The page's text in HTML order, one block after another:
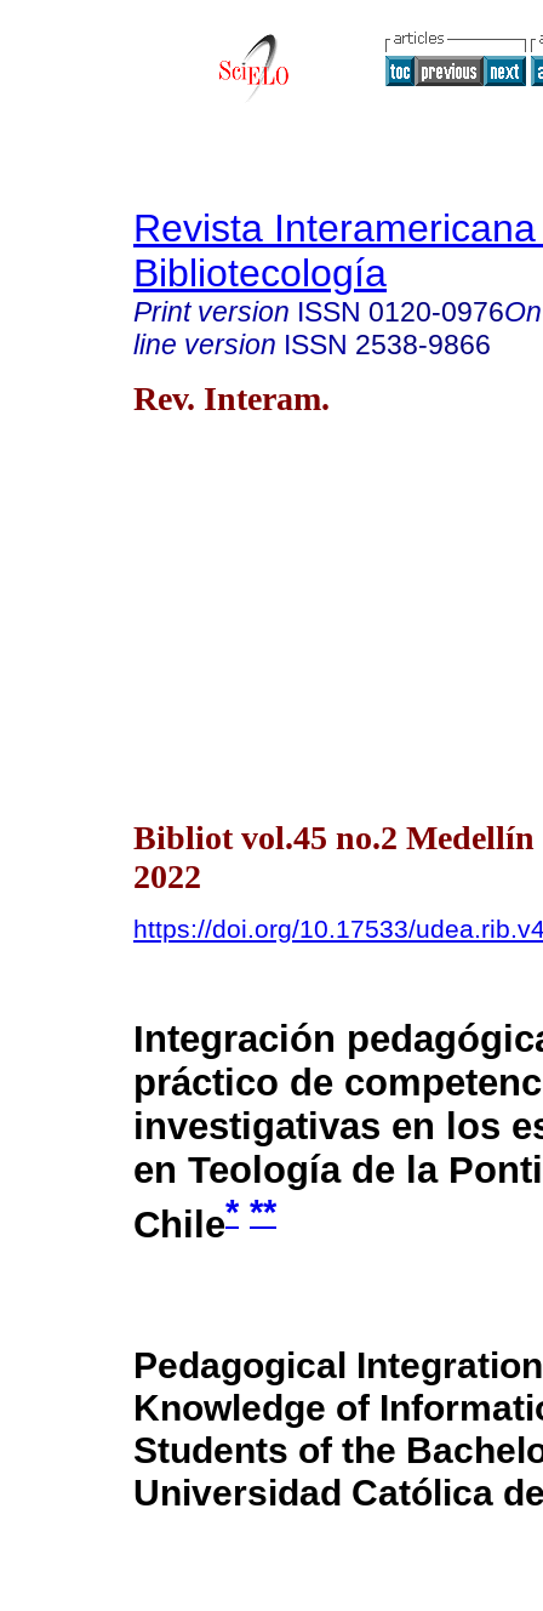
Revista
Bibliotecología
Print version ISSN 0120-0976
line version ISSN 2538-9866
Rev. Interam.
Bibliot vol.45 no.2
2022
https://doi.org/10.17533/
Integración
práctico de
investigativas en los
en Teología de la
Chile* **
Pedagogical
Knowledge of
Students of the
Universidad Católica